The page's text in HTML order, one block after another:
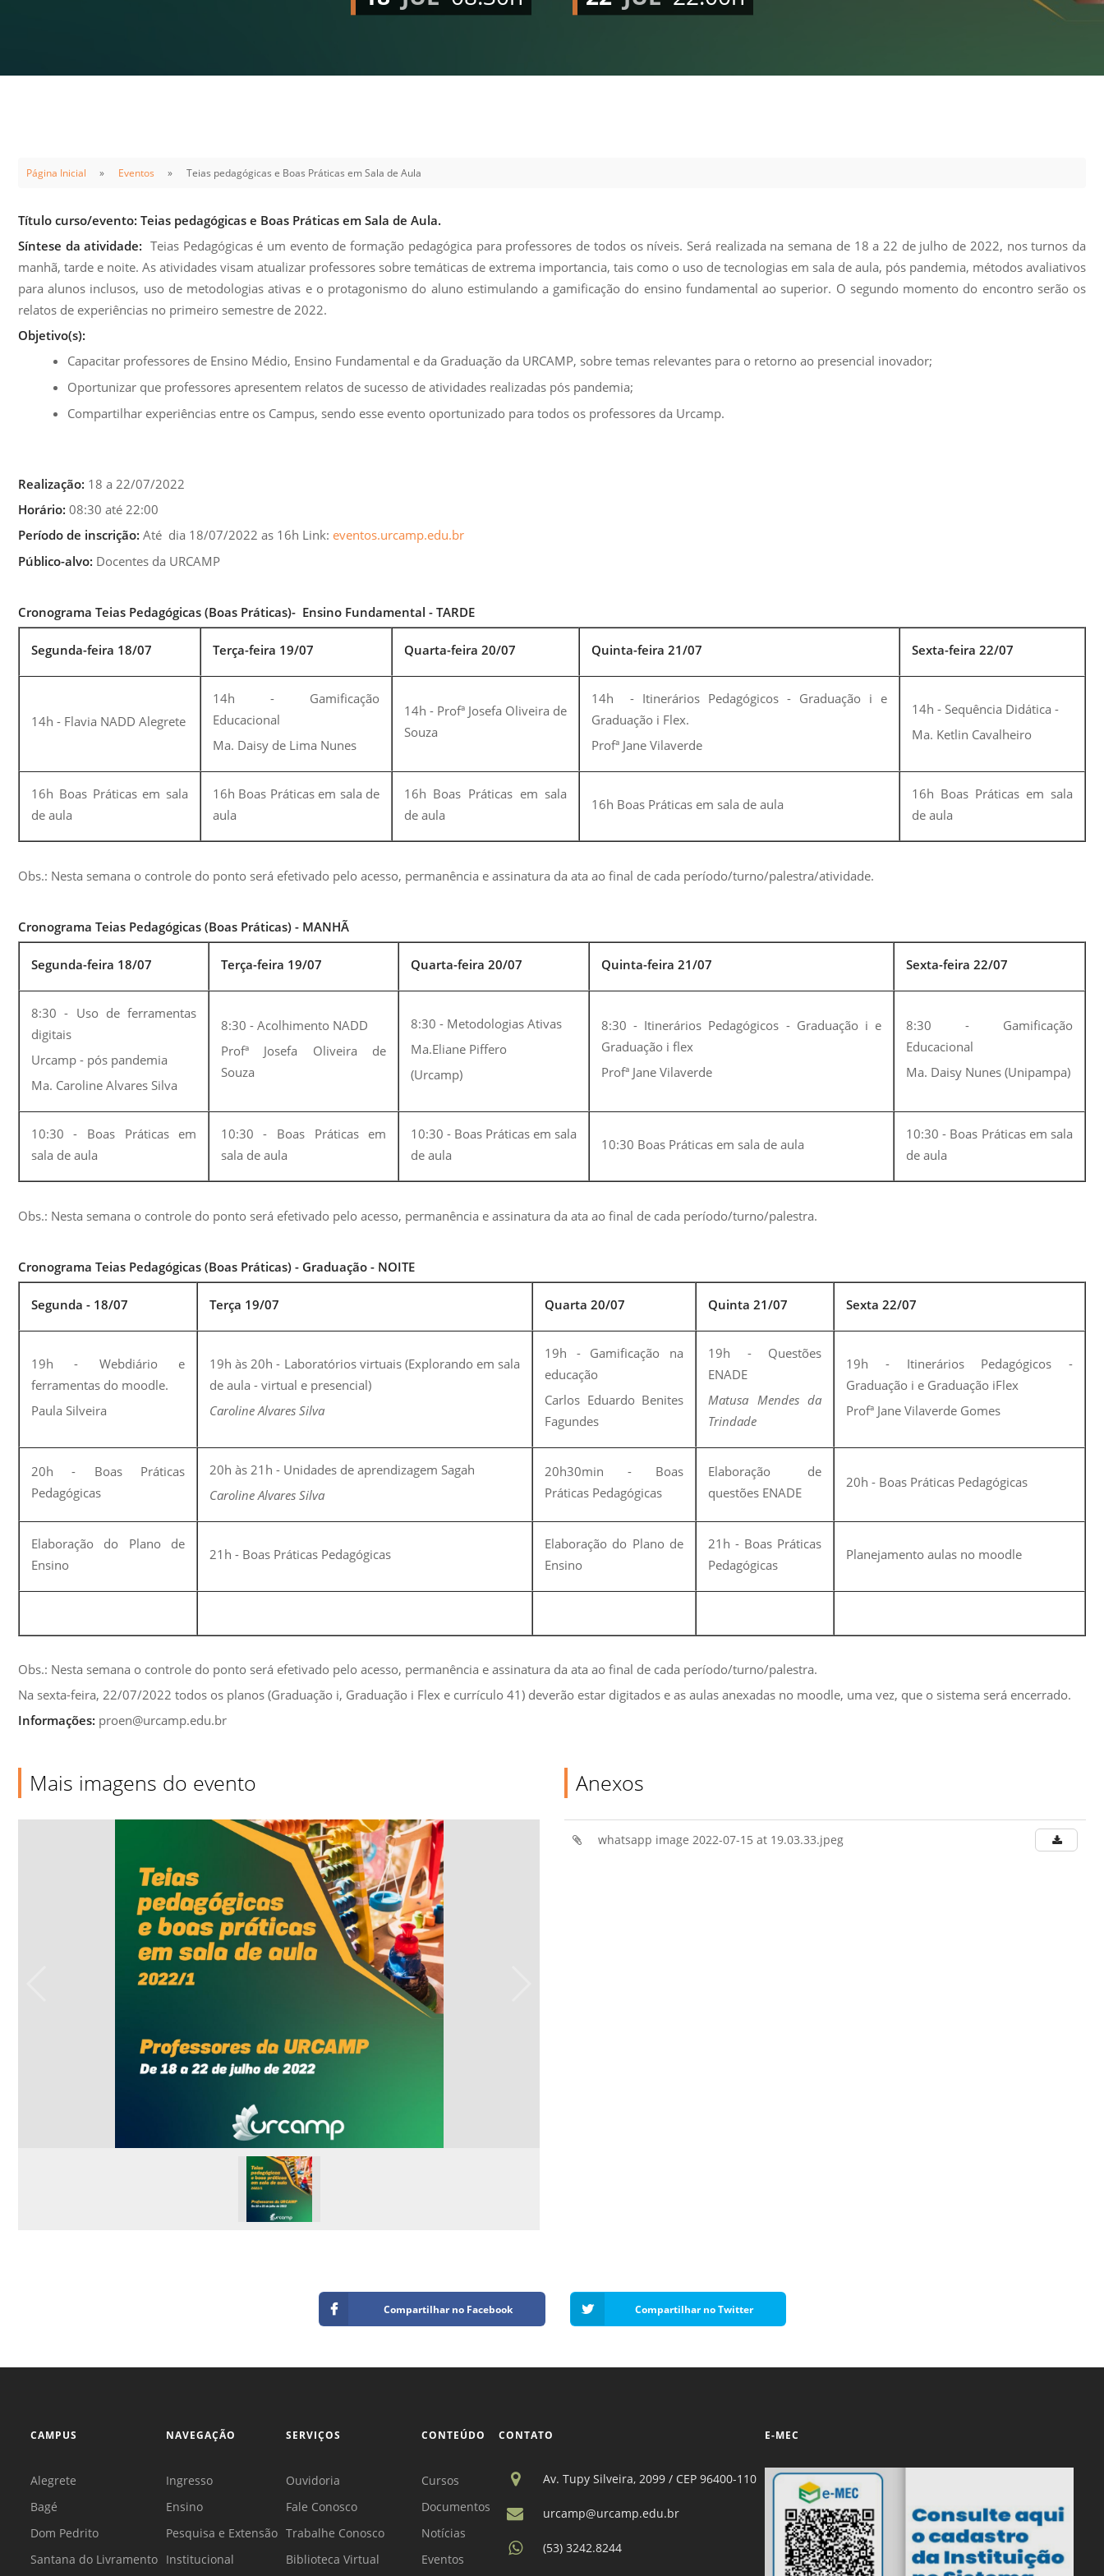
Prova de Proficiência
Orientação para
Descarte - URCAMP
Normas Laboratório
Sementes - INTEC
NPJ (Núcleo de Prática
Jurídica) - Bagé, Santana do
Livramento, São Gabriel e
Alegrete
Vídeo Institucional Fazer
Institucional
Trabalhe Conosco
Página Inicial Eventos Teias pedagógicas e Boas Práticas em Sala de Aula
Título curso/evento: Teias pedagógicas e Boas Práticas em Sala de Aula.
Síntese da atividade: Teias Pedagógicas é um evento de formação pedagógica para professores de todos os níveis. Será realizada na semana de 18 a 22 de julho de 2022, nos turnos da
manhã, tarde e noite. As atividades visam atualizar professores sobre temáticas de extrema importancia, tais como o uso de tecnologias em sala de aula, pós pandemia, métodos avaliativos
para alunos inclusos, uso de metodologias ativas e o protagonismo do aluno estimulando a gamificação do ensino fundamental ao superior. O segundo momento do encontro serão os
relatos de experiências no primeiro semestre de 2022.
Objetivo(s):
Capacitar professores de Ensino Médio, Ensino Fundamental e da Graduação da URCAMP, sobre temas relevantes para o retorno ao presencial inovador;
Oportunizar que professores apresentem relatos de sucesso de atividades realizadas pós pandemia;
Compartilhar experiências entre os Campus, sendo esse evento oportunizado para todos os professores da Urcamp.
Realização: 18 a 22/07/2022
Horário: 08:30 até 22:00
Período de inscrição: Até dia 18/07/2022 as 16h Link: eventos.urcamp.edu.br
Público-alvo: Docentes da URCAMP
Cronograma Teias Pedagógicas (Boas Práticas)- Ensino Fundamental - TARDE
Segunda-feira 18/07 Terça-feira 19/07 Quarta-feira 20/07 Quinta-feira 21/07 Sexta-feira 22/07
14h - Flavia NADD Alegrete
14h - Gamificação
Educacional
Ma. Daisy de Lima Nunes
14h - Profª Josefa Oliveira de
Souza
14h - Itinerários Pedagógicos - Graduação i e
Graduação i Flex.
Profª Jane Vilaverde
14h - Sequência Didática -
Ma. Ketlin Cavalheiro
16h Boas Práticas em sala
de aula
16h Boas Práticas em sala de
aula
16h Boas Práticas em sala
de aula
16h Boas Práticas em sala de aula
16h Boas Práticas em sala
de aula
Obs.: Nesta semana o controle do ponto será efetivado pelo acesso, permanência e assinatura da ata ao final de cada período/turno/palestra/atividade.
Cronograma Teias Pedagógicas (Boas Práticas) - MANHÃ
Segunda-feira 18/07 Terça-feira 19/07 Quarta-feira 20/07 Quinta-feira 21/07 Sexta-feira 22/07
8:30 - Uso de ferramentas
digitais
Urcamp - pós pandemia
Ma. Caroline Alvares Silva
8:30 - Acolhimento NADD
Profª Josefa Oliveira de
Souza
8:30 - Metodologias Ativas
Ma.Eliane Piffero
(Urcamp)
8:30 - Itinerários Pedagógicos - Graduação i e
Graduação i flex
Profª Jane Vilaverde
8:30 - Gamificação
Educacional
Ma. Daisy Nunes (Unipampa)
10:30 - Boas Práticas em
sala de aula
10:30 - Boas Práticas em
sala de aula
10:30 - Boas Práticas em sala
de aula
10:30 Boas Práticas em sala de aula
10:30 - Boas Práticas em sala
de aula
Obs.: Nesta semana o controle do ponto será efetivado pelo acesso, permanência e assinatura da ata ao final de cada período/turno/palestra.
Cronograma Teias Pedagógicas (Boas Práticas) - Graduação - NOITE
Segunda - 18/07 Terça 19/07 Quarta 20/07 Quinta 21/07 Sexta 22/07
19h - Webdiário e
ferramentas do moodle.
Paula Silveira
19h às 20h - Laboratórios virtuais (Explorando em sala
de aula - virtual e presencial)
Caroline Alvares Silva
19h - Gamificação na
educação
Carlos Eduardo Benites
Fagundes
19h - Questões
ENADE
Matusa Mendes da
Trindade
19h - Itinerários Pedagógicos -
Graduação i e Graduação iFlex
Profª Jane Vilaverde Gomes
20h- Boas Práticas
Pedagógicas
20h às 21h - Unidades de aprendizagem Sagah
Caroline Alvares Silva
20h30min - Boas
Práticas Pedagógicas
Elaboração de
questões ENADE
20h - Boas Práticas Pedagógicas
Elaboração do Plano de
Ensino
21h - Boas Práticas Pedagógicas
Elaboração do Plano de
Ensino
21h - Boas Práticas
Pedagógicas
Planejamento aulas no moodle
Obs.: Nesta semana o controle do ponto será efetivado pelo acesso, permanência e assinatura da ata ao final de cada período/turno/palestra.
Na sexta-feira, 22/07/2022 todos os planos (Graduação i, Graduação i Flex e currículo 41) deverão estar digitados e as aulas anexadas no moodle, uma vez, que o sistema será encerrado.
Informações: proen@urcamp.edu.br
Mais imagens do evento Anexos
whatsapp image 2022-07-15 at 19.03.33.jpeg
Compartilhar no Facebook Compartilhar no Twitter
CAMPUS
Alegrete
Bagé
Dom Pedrito
Santana do Livramento
NAVEGAÇÃO
Ingresso
Ensino
Pesquisa e Extensão
Institucional
SERVIÇOS
Ouvidoria
Fale Conosco
Trabalhe Conosco
Biblioteca Virtual
CONTEÚDO
Cursos
Documentos
Notícias
Eventos
CONTATO
Av. Tupy Silveira, 2099 / CEP 96400-110
urcamp@urcamp.edu.br
(53) 3242.8244
E-MEC